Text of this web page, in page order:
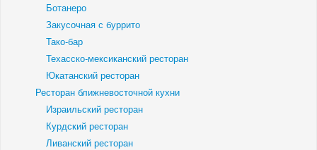
Ботанеро
Закусочная с буррито
Тако-бар
Техасско-мексиканский ресторан
Юкатанский ресторан
Ресторан ближневосточной кухни
Израильский ресторан
Курдский ресторан
Ливанский ресторан